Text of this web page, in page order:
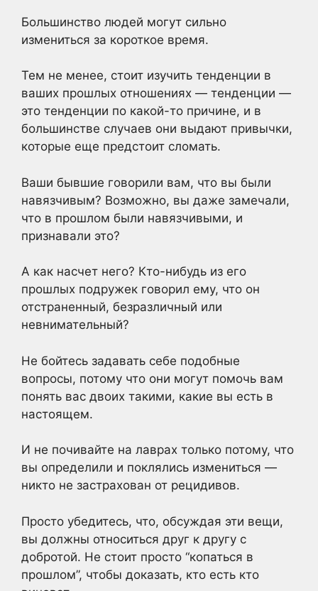
Большинство людей могут сильно
измениться за короткое время.
Тем не менее, стоит изучить тенденции в
ваших прошлых отношениях — тенденции —
это тенденции по какой-то причине, и в
большинстве случаев они выдают привычки,
которые еще предстоит сломать.
Ваши бывшие говорили вам, что вы были
навязчивым? Возможно, вы даже замечали,
что в прошлом были навязчивыми, и
признавали это?
А как насчет него? Кто-нибудь из его
прошлых подружек говорил ему, что он
отстраненный, безразличный или
невнимательный?
Не бойтесь задавать себе подобные
вопросы, потому что они могут помочь вам
понять вас двоих такими, какие вы есть в
настоящем.
И не почивайте на лаврах только потому, что
вы определили и поклялись измениться —
никто не застрахован от рецидивов.
Просто убедитесь, что, обсуждая эти вещи,
вы должны относиться друг к другу с
добротой. Не стоит просто “копаться в
прошлом”, чтобы доказать, кто есть кто